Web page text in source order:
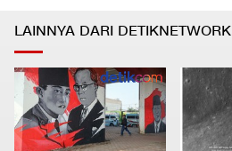
LAINNYA DARI DETIKNETWORK